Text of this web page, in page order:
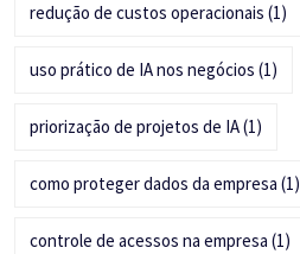
redução de custos operacionais (1)
uso prático de IA nos negócios (1)
priorização de projetos de IA(1)
como proteger dados da empresa (1)
controle de acessos na empresa (1)